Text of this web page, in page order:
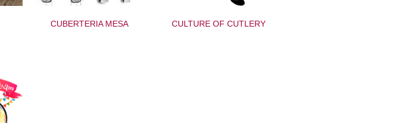
CUBERTERIA MESA CULTURE OF CUTLERY